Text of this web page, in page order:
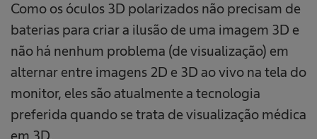
Como os óculos 3D polarizados não precisam de
baterias para criar a ilusão de uma imagem 3D e
não há nenhum problema (de visualização) em
alternar entre imagens 2D e 3D ao vivo na tela do
monitor, eles são atualmente a tecnologia
preferida quando se trata de visualização médica
em 3D.